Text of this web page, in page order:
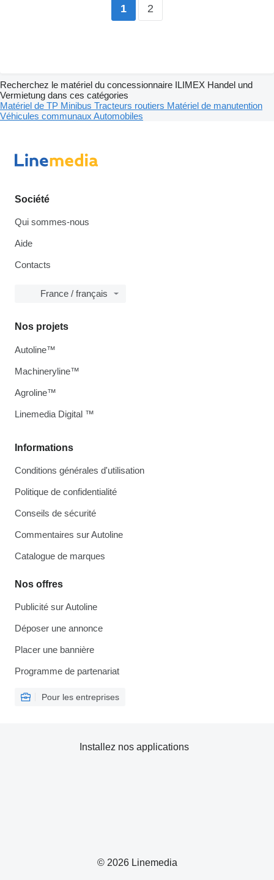
1 2
Recherchez le matériel du concessionnaire ILIMEX Handel und
Vermietung dans ces catégories
Matériel de TP Minibus Tracteurs routiers Matériel de manutention
Véhicules communaux Automobiles
Société
Qui sommes-nous
Aide
Contacts
France / français
Informations
Conditions générales d'utilisation
Politique de confidentialité
Conseils de sécurité
Commentaires sur Autoline
Catalogue de marques
Nos offres
Publicité sur Autoline
Déposer une annonce
Placer une bannière
Programme de partenariat
Pour les entreprises
Nos projets
Autoline™
Machineryline™
Agroline™
Linemedia Digital ™
© 2026 Linemedia
Installez nos applications